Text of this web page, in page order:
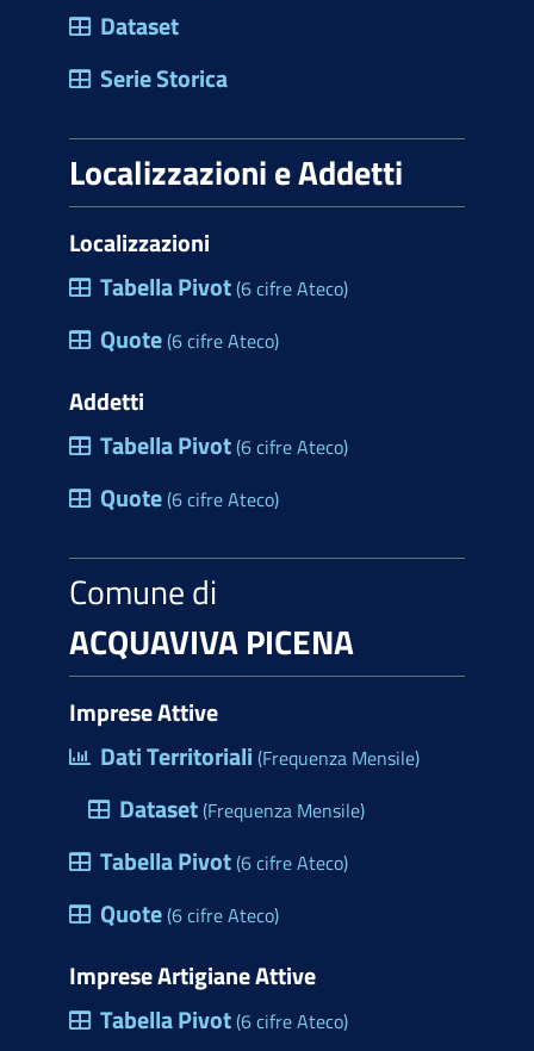
Dataset
Serie Storica
Localizzazioni e Addetti
Localizzazioni
Tabella Pivot(6 cifre Ateco)
Quote(6 cifre Ateco)
Addetti
Tabella Pivot(6 cifre Ateco)
Quote(6 cifre Ateco)
Comune di
ACQUAVIVA PICENA
Imprese Attive
Dati Territoriali (Frequenza Mensile)
Dataset(Frequenza Mensile)
Tabella Pivot(6 cifre Ateco)
Quote(6 cifre Ateco)
Imprese Artigiane Attive
Tabella Pivot(6 cifre Ateco)